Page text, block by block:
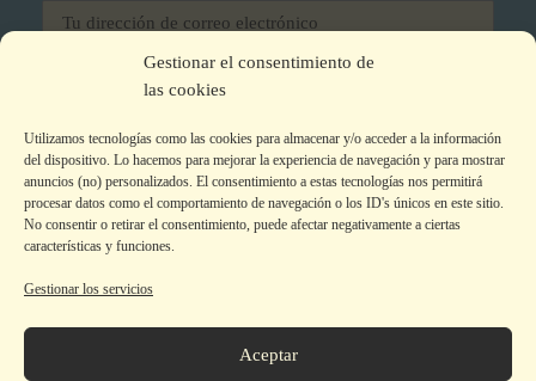
Gestionar el consentimiento de
las cookies
Utilizamos tecnologías como las cookies para almacenar y/o acceder a la información
del dispositivo. Lo hacemos para mejorar la experiencia de navegación y para mostrar
anuncios (no) personalizados. El consentimiento a estas tecnologías nos permitirá
procesar datos como el comportamiento de navegación o los ID's únicos en este sitio.
No consentir o retirar el consentimiento, puede afectar negativamente a ciertas
características y funciones.
Gestionar los servicios
Aceptar
He leído y acepto los términos y condiciones
Colecciones